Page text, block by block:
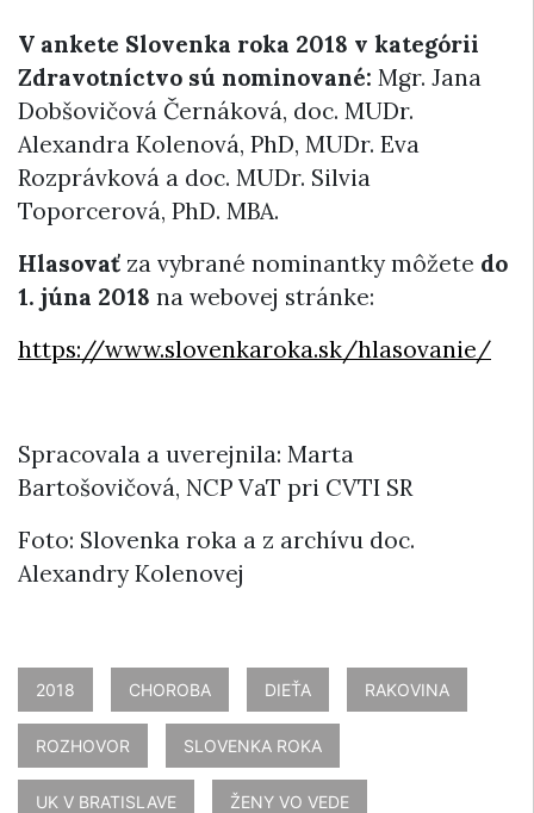
V ankete Slovenka roka 2018 v kategórii
Zdravotníctvo sú nominované: Mgr. Jana
Dobšovičová Černáková, doc. MUDr.
Alexandra Kolenová, PhD, MUDr. Eva
Rozprávková a doc. MUDr. Silvia
Toporcerová, PhD. MBA.
Hlasovať za vybrané nominantky môžete do
1. júna 2018 na webovej stránke:
https://www.slovenkaroka.sk/hlasovanie/
Spracovala a uverejnila: Marta
Bartošovičová, NCP VaT pri CVTI SR
Foto: Slovenka roka a z archívu doc.
Alexandry Kolenovej
2018 CHOROBA DIEŤA RAKOVINA
ROZHOVOR SLOVENKA ROKA
UK V BRATISLAVE ŽENY VO VEDE